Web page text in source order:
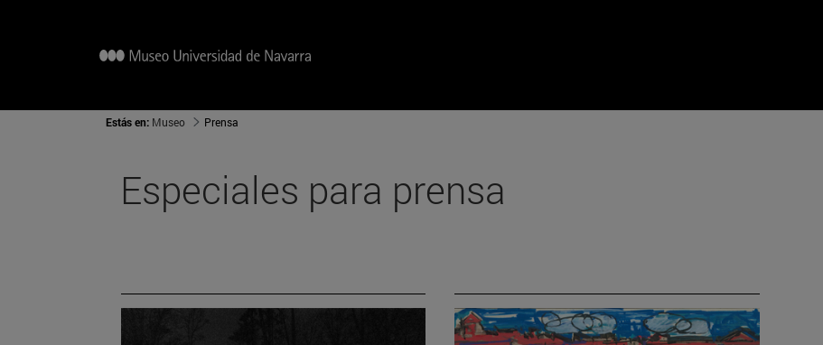
Estás en: Museo Prensa
Especiales para prensa